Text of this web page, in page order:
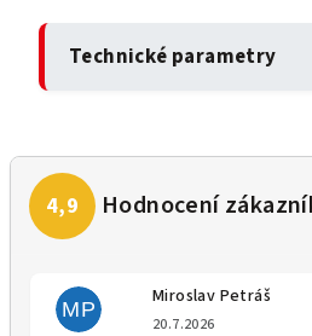
Technické parametry
MP
Miroslav Petráš
20.7.2026